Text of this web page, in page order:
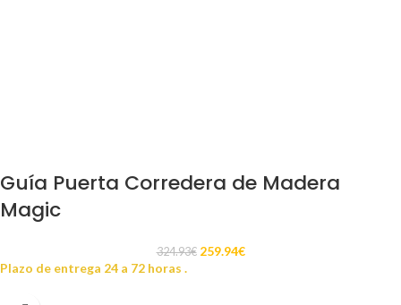
Guía Puerta Corredera de Madera
Magic
324.93€ 259.94€
Plazo de entrega 24 a 72 horas .